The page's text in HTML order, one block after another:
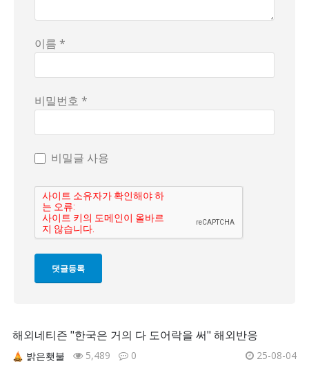
이름 *
비밀번호 *
비밀글 사용
해외네티즌 "한국은 거의 다 도어락을 써" 해외반응
밝은횃불 5,489 0 25-08-04